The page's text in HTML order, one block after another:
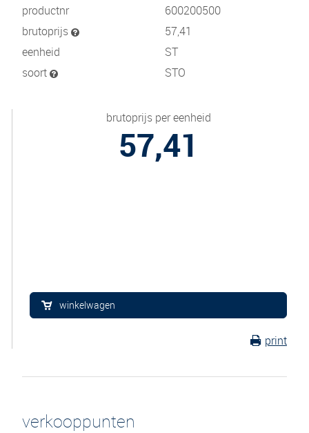
productnr
600200500
brutoprijs
57,41
eenheid
ST
soort
STO
brutoprijs per eenheid
57,41
winkelwagen
print
verkooppunten